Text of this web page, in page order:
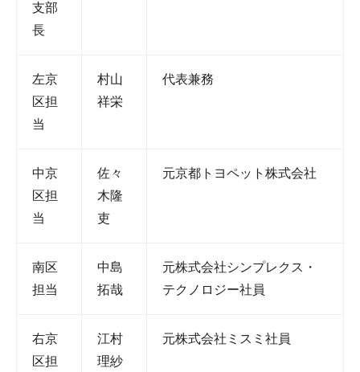
支部
長
左京
区担
当
村山
祥栄
代表兼務
中京
区担
当
佐々
木隆
吏
元京都トヨペット株式会社
南区
担当
中島
拓哉
元株式会社シンプレクス・
テクノロジー社員
右京
区担
江村
理紗
元株式会社ミスミ社員